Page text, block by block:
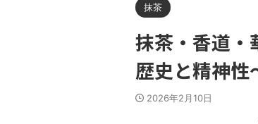
抹茶
抹茶・香道・
歴史と精神性
2026年2月10日